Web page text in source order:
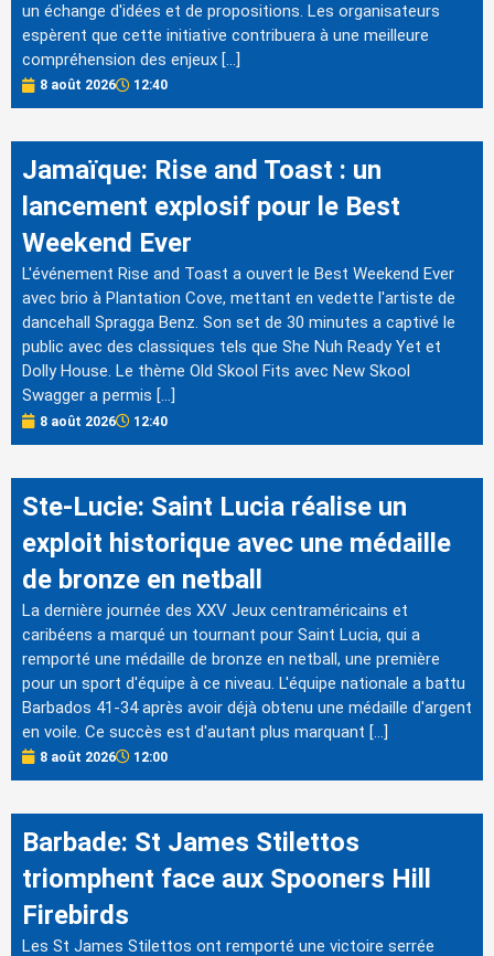
un échange d'idées et de propositions. Les organisateurs
espèrent que cette initiative contribuera à une meilleure
compréhension des enjeux […]
8 août 2026 12:40
Jamaïque: Rise and Toast : un
lancement explosif pour le Best
Weekend Ever
L'événement Rise and Toast a ouvert le Best Weekend Ever
avec brio à Plantation Cove, mettant en vedette l'artiste de
dancehall Spragga Benz. Son set de 30 minutes a captivé le
public avec des classiques tels que She Nuh Ready Yet et
Dolly House. Le thème Old Skool Fits avec New Skool
Swagger a permis […]
8 août 2026 12:40
Ste-Lucie: Saint Lucia réalise un
exploit historique avec une médaille
de bronze en netball
La dernière journée des XXV Jeux centraméricains et
caribéens a marqué un tournant pour Saint Lucia, qui a
remporté une médaille de bronze en netball, une première
pour un sport d'équipe à ce niveau. L'équipe nationale a battu
Barbados 41-34 après avoir déjà obtenu une médaille d'argent
en voile. Ce succès est d'autant plus marquant […]
8 août 2026 12:00
Barbade: St James Stilettos
triomphent face aux Spooners Hill
Firebirds
Les St James Stilettos ont remporté une victoire serrée